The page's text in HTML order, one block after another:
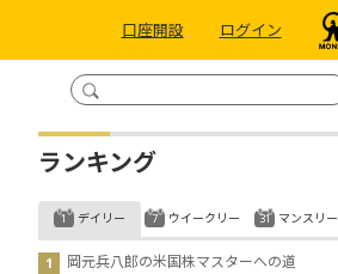
口座開設 ログイン
ランキング
デイリー
岡元兵八郎の米国株マスターへの道
ウイークリー マンスリー